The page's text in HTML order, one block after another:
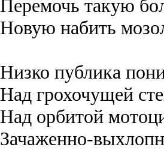
Перемочь такую
Новую набить
Низко публика
Над грохочущей
Над орбитой
Зачаженно-